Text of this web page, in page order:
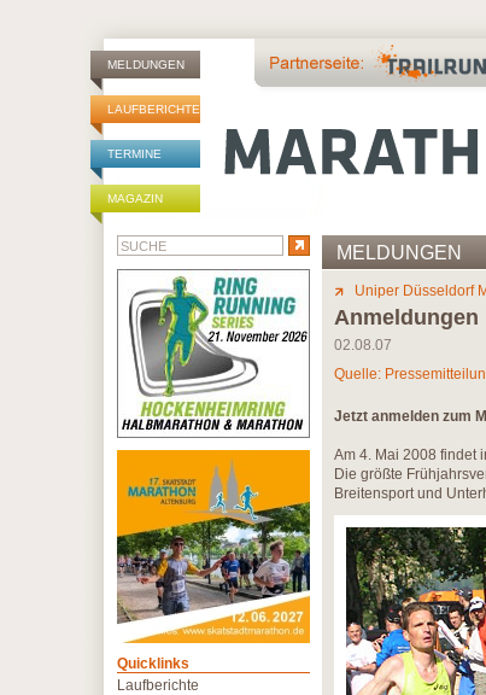
MELDUNGEN
LAUFBERICHTE
TERMINE
MAGAZIN
MELDUNGEN
Uniper Düsseldorf
Anmeldungen
02.08.07
Quelle:
Jetzt anmelden zum
Am 4. Mai 2008 findet
Die größte
Breitensport und
Quicklinks
Laufberichte